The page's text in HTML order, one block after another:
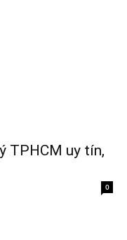
TPHCM uy tín,
0